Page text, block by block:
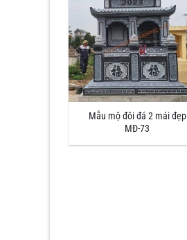
Mẫu mộ đôi đá 2 mái đẹp
MĐ-73